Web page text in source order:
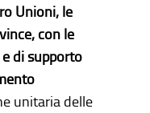
Unioni, le
con le
di supporto
unitaria delle